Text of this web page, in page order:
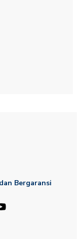
Bergaransi